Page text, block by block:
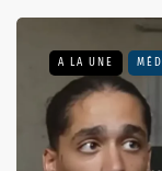
A LA UNE